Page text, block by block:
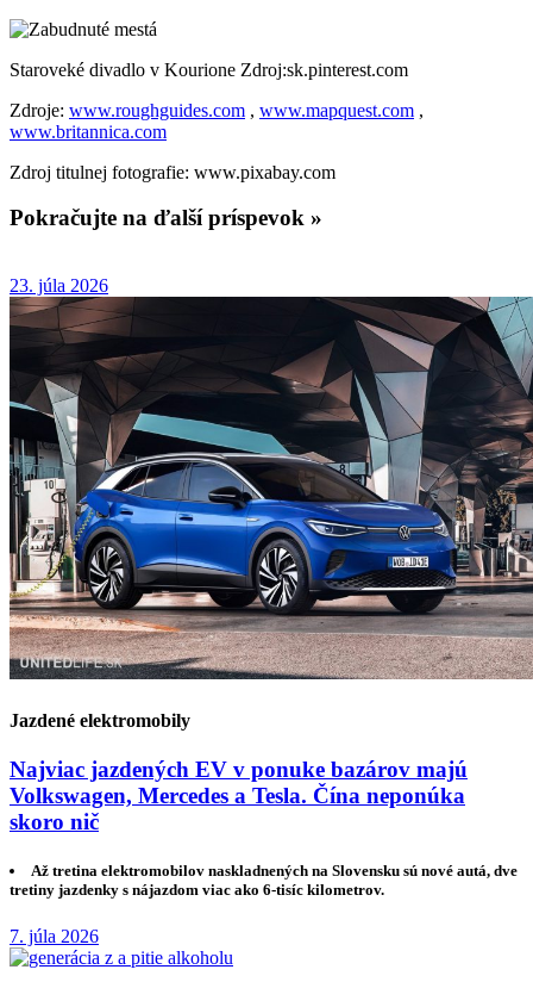
Staroveké divadlo v Kourione Zdroj:sk.pinterest.com
Zdroje: www.roughguides.com , www.mapquest.com ,
www.britannica.com
Zdroj titulnej fotografie: www.pixabay.com
Pokračujte na ďalší príspevok »
23. júla 2026
Jazdené elektromobily
Najviac jazdených EV v ponuke bazárov majú
Volkswagen, Mercedes a Tesla. Čína neponúka
skoro nič
Až tretina elektromobilov naskladnených na Slovensku sú nové autá, dve
tretiny jazdenky s nájazdom viac ako 6-tisíc kilometrov.
7. júla 2026